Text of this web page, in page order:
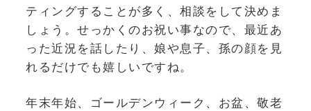
ティングすることが多く、相談をして決めま
しょう。せっかくのお祝い事なので、最近あ
った近況を話したり、娘や息子、孫の顔を見
れるだけでも嬉しいですね。
年末年始、ゴールデンウィーク、お盆、敬老